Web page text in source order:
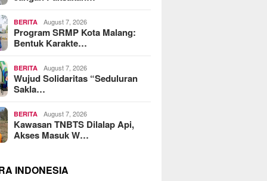
BERITA August 7, 2026
Program SRMP Kota Malang:
Bentuk Karakte…
BERITA August 7, 2026
Wujud Solidaritas “Seduluran
Sakla…
BERITA August 7, 2026
Kawasan TNBTS Dilalap Api,
Akses Masuk W…
INDONESIA